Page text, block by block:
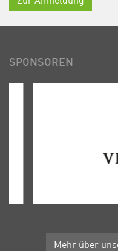
SPONSOREN
Mehr über